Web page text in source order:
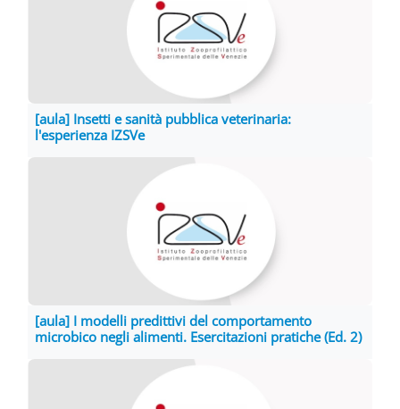
[aula] Insetti e sanità pubblica veterinaria:
l'esperienza IZSVe
[aula] I modelli predittivi del comportamento
microbico negli alimenti. Esercitazioni pratiche (Ed. 2)